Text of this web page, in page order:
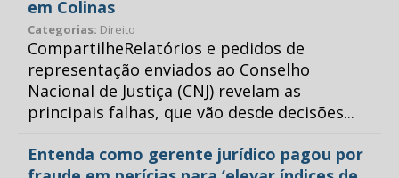
em Colinas
Categorias: Direito
CompartilheRelatórios e pedidos de
representação enviados ao Conselho
Nacional de Justiça (CNJ) revelam as
principais falhas, que vão desde decisões...
Entenda como gerente jurídico pagou por